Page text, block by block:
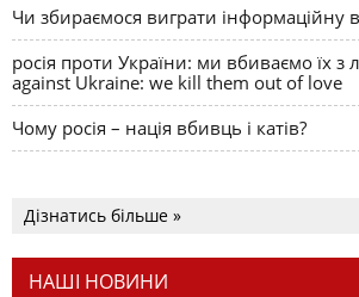
Чи збираємося виграти інформаційну
росія проти України: ми вбиваємо їх з
against Ukraine: we kill them out of love
Чому росія – нація вбивць і катів?
Дізнатись більше »
НАШІ НОВИНИ